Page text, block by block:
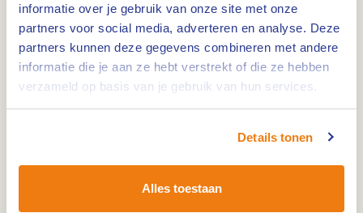
informatie over je gebruik van onze site met onze
partners voor social media, adverteren en analyse. Deze
partners kunnen deze gegevens combineren met andere
informatie die je aan ze hebt verstrekt of die ze hebben
verzameld op basis van je gebruik van hun services.
Details tonen
Alles toestaan
venflora die tegenwoordig tot de Natura 2000-
gebieden behoort. Onderweg passeer je rustige
bospaden, open weilanden en waterpartijen —
een mooie combinatie van bos- en veengebied